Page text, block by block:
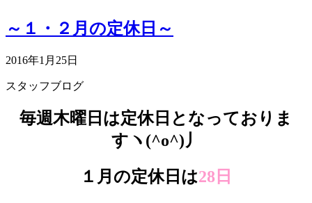
～１・２月の定休日～
2016年1月25日
スタッフブログ
毎週木曜日は定休日となっておりま
すヽ(^o^)丿
１月の定休日は28日